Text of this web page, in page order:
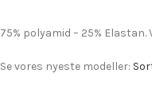
75% polyamid – 25% Elastan.
Se vores nyeste modeller: